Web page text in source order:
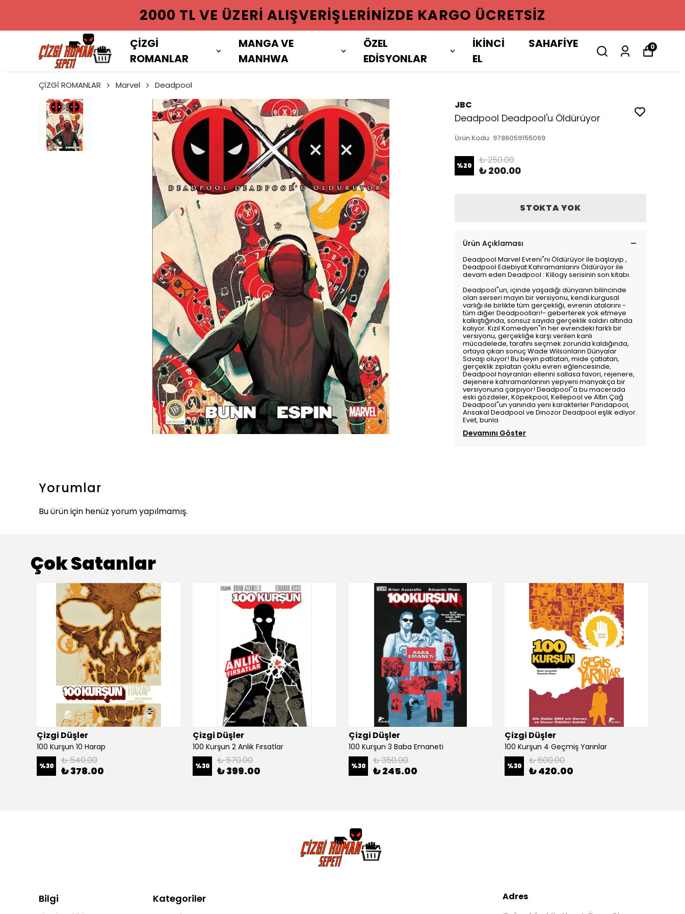
2000 TL VE ÜZERI ALIŞVERIŞLERINIZDE KARGO ÜCRETSIZ
ÇİZGİ
ROMANLAR
MANGA VE
MANHWA
ÖZEL
EDİSYONLAR
İKİNCİ
EL
SAHAFİYE 0
ÇİZGİ ROMANLAR Marvel Deadpool
JBC
Deadpool Deadpool'u Öldürüyor
Ürün Kodu: 9786059155069
%20 ₺ 250.00
₺ 200.00
STOKTA YOK
Ürün Açıklaması
Deadpool Marvel Evreni"ni Öldürüyor ile başlayıp ,
Deadpool Edebiyat Kahramanlarını Öldürüyor ile
devam eden Deadpool : Killogy serisinin son kitabı.
Deadpool"un, içinde yaşadığı dünyanın bilincinde
olan serseri mayın bir versiyonu, kendi kurgusal
varlığı ile birlikte tüm gerçekliği, evrenin atalarını -
tüm diğer Deadpoolları!- geberterek yok etmeye
kalkıştığında, sonsuz sayıda gerçeklik saldırı altında
kalıyor. Kızıl Komedyen"in her evrendeki farklı bir
versiyonu, gerçekliğe karşı verilen kanlı
mücadelede, tarafını seçmek zorunda kaldığında,
ortaya çıkan sonuç Wade Wilsonların Dünyalar
Savaşı oluyor! Bu beyin patlatan, mide çatlatan,
gerçeklik zıplatan çoklu evren eğlencesinde,
Deadpool hayranları ellerini sallasa favori, rejenere,
dejenere kahramanlarının yepyeni manyakça bir
versiyonuna çarpıyor! Deadpool"a bu macerada
eski gözdeler, Köpekpool, Kellepool ve Altın Çağ
Deadpool"un yanında yeni karakterler Pandapool,
Arısakal Deadpool ve Dinozor Deadpool eşlik ediyor.
Evet, bunla
Devamını Göster
Yorumlar
Bu ürün için henüz yorum yapılmamış.
Çok Satanlar
Çizgi Düşler
100 Kurşun 10 Harap
%30 ₺ 540.00
₺ 378.00
Çizgi Düşler
100 Kurşun 2 Anlık Fırsatlar
%30 ₺ 570.00
₺ 399.00
Çizgi Düşler
100 Kurşun 3 Baba Emaneti
%30 ₺ 350.00
₺ 245.00
Çizgi Düşler
100 Kurşun 4 Geçmiş Yarınlar
%30 ₺ 600.00
₺ 420.00
Bilgi Kategoriler
Adres